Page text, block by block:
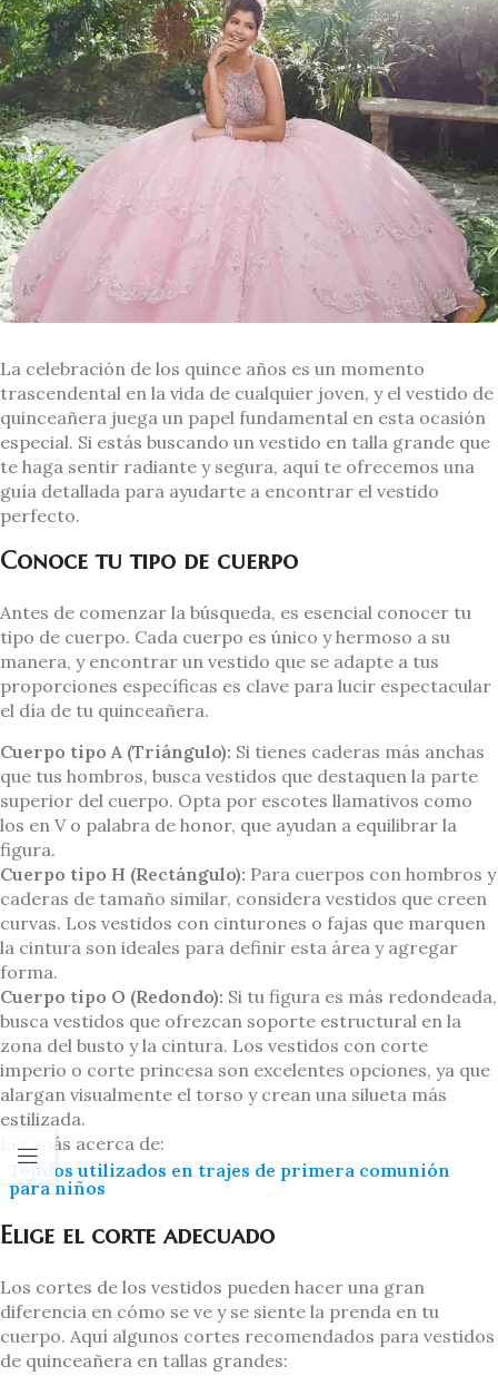
La celebración de los quince años es un momento
trascendental en la vida de cualquier joven, y el vestido de
quinceañera juega un papel fundamental en esta ocasión
especial. Si estás buscando un vestido en talla grande que
te haga sentir radiante y segura, aquí te ofrecemos una
guía detallada para ayudarte a encontrar el vestido
perfecto.
Conoce tu tipo de cuerpo
Antes de comenzar la búsqueda, es esencial conocer tu
tipo de cuerpo. Cada cuerpo es único y hermoso a su
manera, y encontrar un vestido que se adapte a tus
proporciones específicas es clave para lucir espectacular
el día de tu quinceañera.
Cuerpo tipo A (Triángulo): Si tienes caderas más anchas
que tus hombros, busca vestidos que destaquen la parte
superior del cuerpo. Opta por escotes llamativos como
los en V o palabra de honor, que ayudan a equilibrar la
figura.
Cuerpo tipo H (Rectángulo): Para cuerpos con hombros y
caderas de tamaño similar, considera vestidos que creen
curvas. Los vestidos con cinturones o fajas que marquen
la cintura son ideales para definir esta área y agregar
forma.
Cuerpo tipo O (Redondo): Si tu figura es más redondeada,
busca vestidos que ofrezcan soporte estructural en la
zona del busto y la cintura. Los vestidos con corte
imperio o corte princesa son excelentes opciones, ya que
alargan visualmente el torso y crean una silueta más
estilizada.
Lee más acerca de:
Tejidos utilizados en trajes de primera comunión
para niños
Elige el corte adecuado
Los cortes de los vestidos pueden hacer una gran
diferencia en cómo se ve y se siente la prenda en tu
cuerpo. Aquí algunos cortes recomendados para vestidos
de quinceañera en tallas grandes: